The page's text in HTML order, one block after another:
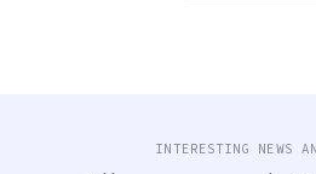
INTERESTING NEWS